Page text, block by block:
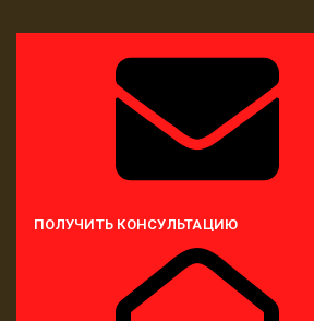
ПОЛУЧИТЬ КОНСУЛЬТАЦИЮ